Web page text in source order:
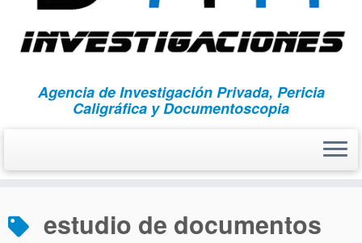
contenido
Agencia de Investigación Privada, Pericia
Caligráfica y Documentoscopia
estudio de documentos